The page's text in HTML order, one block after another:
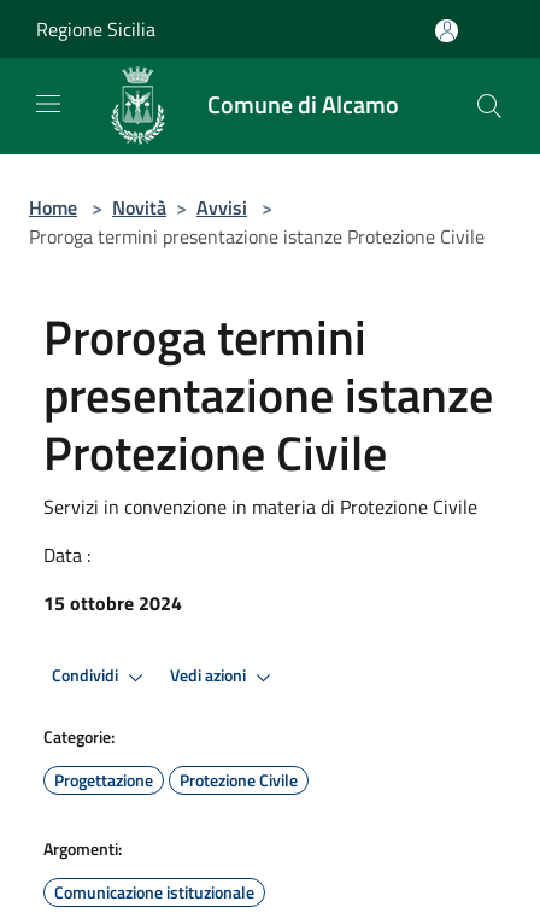
Regione Sicilia
Comune di Alcamo
Home > Novità > Avvisi >
Proroga termini presentazione istanze Protezione Civile
Proroga termini
presentazione istanze
Protezione Civile
Servizi in convenzione in materia di Protezione Civile
Data :
15 ottobre 2024
Condividi Vedi azioni
Categorie:
Progettazione
Protezione Civile
Argomenti:
Comunicazione istituzionale